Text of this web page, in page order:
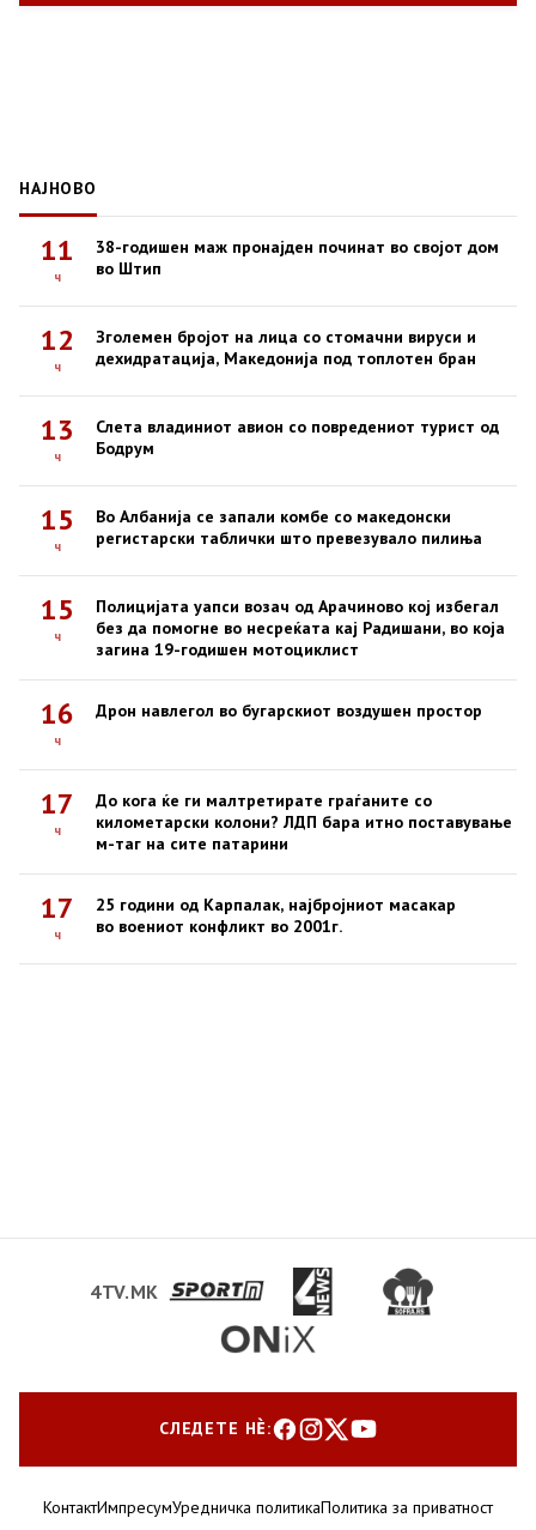
НАЈНОВО
11
ч
38-годишен маж пронајден починат во својот дом
во Штип
12
ч
Зголемен бројот на лица со стомачни вируси и
дехидратација, Македонија под топлотен бран
13
ч
Слета владиниот авион со повредениот турист од
Бодрум
15
ч
Во Албанија се запали комбе со македонски
регистарски таблички што превезувало пилиња
15
ч
Полицијата уапси возач од Арачиново кој избегал
без да помогне во несреќата кај Радишани, во која
загина 19-годишен мотоциклист
16
ч
Дрон навлегол во бугарскиот воздушен простор
17
ч
До кога ќе ги малтретирате граѓаните со
километарски колони? ЛДП бара итно поставување
м-таг на сите патарини
17
ч
25 години од Карпалак, најбројниот масакар
во воениот конфликт во 2001г.
4TV.MK
СЛЕДЕТЕ НЀ:
КонтактИмпресумУредничка политикаПолитика за приватност